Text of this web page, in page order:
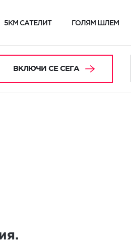
5KM САТЕЛИТ ГОЛЯМ ШЛЕМ
ВКЛЮЧИ СЕ СЕГА